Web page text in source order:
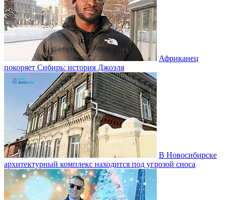
Африканец
покоряет Сибирь: история Джоэля
В Новосибирске
архитектурный комплекс находится под угрозой сноса